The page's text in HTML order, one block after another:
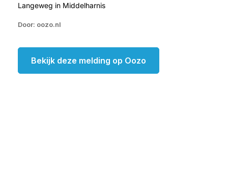
Langeweg in Middelharnis
Door: oozo.nl
Bekijk deze melding op Oozo